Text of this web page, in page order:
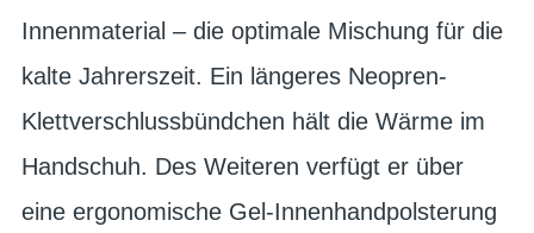
Innenmaterial – die optimale Mischung für die
kalte Jahrerszeit. Ein längeres Neopren-
Klettverschlussbündchen hält die Wärme im
Handschuh. Des Weiteren verfügt er über
eine ergonomische Gel-Innenhandpolsterung